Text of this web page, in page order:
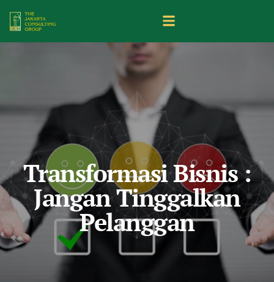
Transformasi Bisnis :
Jangan Tinggalkan
Pelanggan